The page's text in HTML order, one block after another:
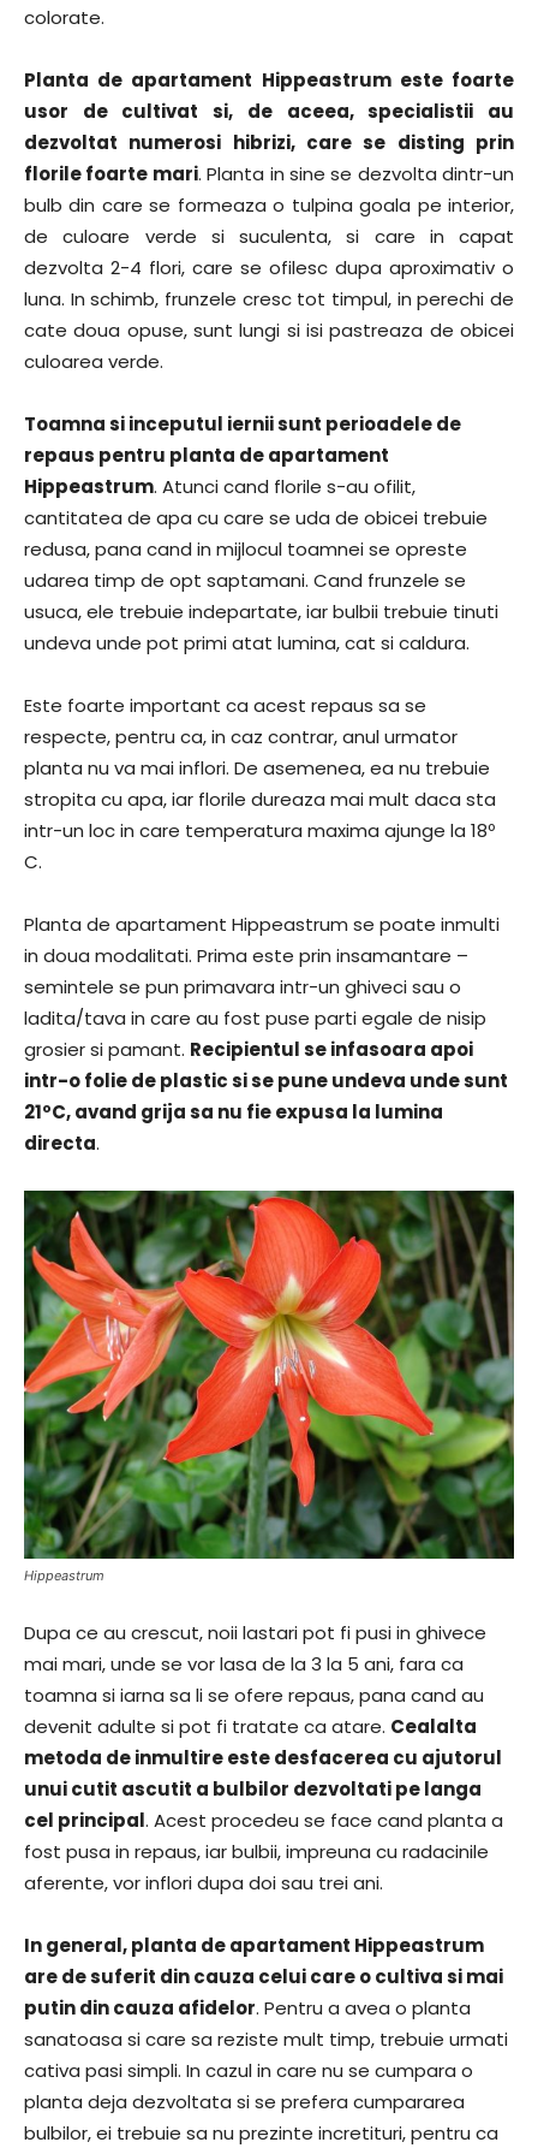
colorate.
Planta de apartament Hippeastrum este foarte
usor de cultivat si, de aceea, specialistii au
dezvoltat numerosi hibrizi, care se disting prin
florile foarte mari. Planta in sine se dezvolta dintr-un
bulb din care se formeaza o tulpina goala pe interior,
de culoare verde si suculenta, si care in capat
dezvolta 2-4 flori, care se ofilesc dupa aproximativ o
luna. In schimb, frunzele cresc tot timpul, in perechi de
cate doua opuse, sunt lungi si isi pastreaza de obicei
culoarea verde.
Toamna si inceputul iernii sunt perioadele de
repaus pentru planta de apartament
Hippeastrum. Atunci cand florile s-au ofilit,
cantitatea de apa cu care se uda de obicei trebuie
redusa, pana cand in mijlocul toamnei se opreste
udarea timp de opt saptamani. Cand frunzele se
usuca, ele trebuie indepartate, iar bulbii trebuie tinuti
undeva unde pot primi atat lumina, cat si caldura.
Este foarte important ca acest repaus sa se
respecte, pentru ca, in caz contrar, anul urmator
planta nu va mai inflori. De asemenea, ea nu trebuie
stropita cu apa, iar florile dureaza mai mult daca sta
intr-un loc in care temperatura maxima ajunge la 18º
C.
Planta de apartament Hippeastrum se poate inmulti
in doua modalitati. Prima este prin insamantare –
semintele se pun primavara intr-un ghiveci sau o
ladita/tava in care au fost puse parti egale de nisip
grosier si pamant. Recipientul se infasoara apoi
intr-o folie de plastic si se pune undeva unde sunt
21ºC, avand grija sa nu fie expusa la lumina
directa.
Hippeastrum
Dupa ce au crescut, noii lastari pot fi pusi in ghivece
mai mari, unde se vor lasa de la 3 la 5 ani, fara ca
toamna si iarna sa li se ofere repaus, pana cand au
devenit adulte si pot fi tratate ca atare. Cealalta
metoda de inmultire este desfacerea cu ajutorul
unui cutit ascutit a bulbilor dezvoltati pe langa
cel principal. Acest procedeu se face cand planta a
fost pusa in repaus, iar bulbii, impreuna cu radacinile
aferente, vor inflori dupa doi sau trei ani.
In general, planta de apartament Hippeastrum
are de suferit din cauza celui care o cultiva si mai
putin din cauza afidelor. Pentru a avea o planta
sanatoasa si care sa reziste mult timp, trebuie urmati
cativa pasi simpli. In cazul in care nu se cumpara o
planta deja dezvoltata si se prefera cumpararea
bulbilor, ei trebuie sa nu prezinte incretituri, pentru ca